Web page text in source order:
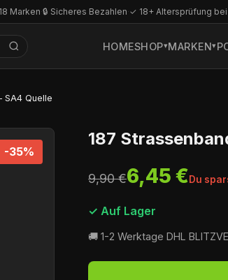
Marken·🔒 Sicheres Bezahlen·✓ 18+ Altersprüfung
HOMESHOP MARKEN
SA4 Quelle
-35%
187
9,90 €6,45 €Du
✓ Auf Lager
🚚 1-2 Werktage DHL